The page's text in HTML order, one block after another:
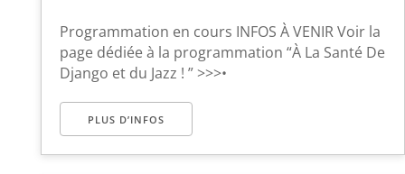
Programmation en cours INFOS À VENIR Voir la
page dédiée à la programmation “À La Santé De
Django et du Jazz ! ” >>>•
PLUS D’INFOS